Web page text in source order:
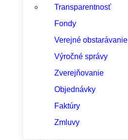
Transparentnosť
Fondy
Verejné obstarávanie
Výročné správy
Zverejňovanie
Objednávky
Faktúry
Zmluvy